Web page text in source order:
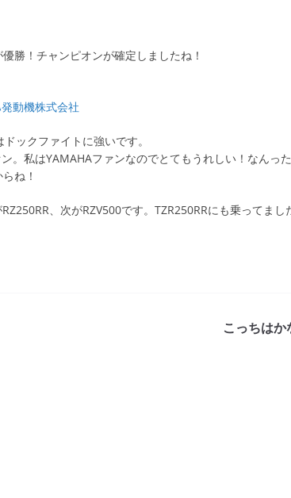
勝！チャンピオンが確定しましたね！
動機株式会社
ックファイトに強いです。
。私はYAMAHAファンなのでとてもうれしい！なんっ
ね！
、次がRZV500です。TZR250RRにも乗ってまし
こっちは